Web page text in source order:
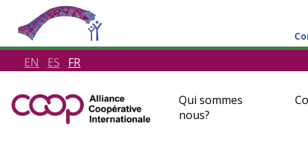
EN ES FR
Qui sommes
nous?